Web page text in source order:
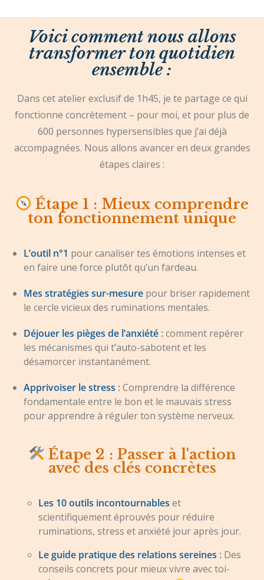
Voici comment nous allons
transformer ton quotidien
ensemble :
Dans cet atelier exclusif de 1h45, je te partage ce qui
fonctionne concrètement – pour moi, et pour plus de
600 personnes hypersensibles que j’ai déjà
accompagnées. Nous allons avancer en deux grandes
étapes claires :
Étape 1 : Mieux comprendre
ton fonctionnement unique
L’outil n°1 pour canaliser tes émotions intenses et
en faire une force plutôt qu’un fardeau.
Mes stratégies sur-mesure pour briser rapidement
le cercle vicieux des ruminations mentales.
Déjouer les pièges de l’anxiété :comment repérer
les mécanismes qui t’auto-sabotent et les
désamorcer instantanément.
Apprivoiser le stress :Comprendre la différence
fondamentale entre le bon et le mauvais stress
pour apprendre à réguler ton système nerveux.
Étape 2 : Passer à l'action
avec des clés concrètes
Les 10 outils incontournables et
scientifiquement éprouvés pour réduire
ruminations, stress et anxiété jour après jour.
Le guide pratique des relations sereines : Des
conseils concrets pour mieux vivre avec toi-